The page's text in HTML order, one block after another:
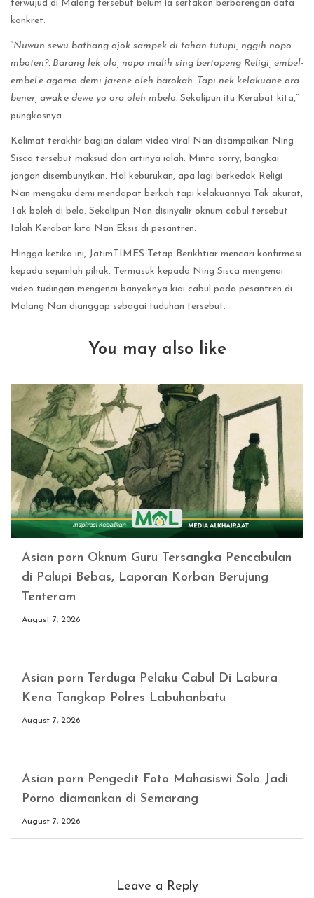
terwujud di Malang tersebut belum ia sertakan berbarengan data
konkret.
“Nuwun sewu bathang ojok sampek di tahan-tutupi, nggih nopo
mboten?. Barang lek olo, nopo malih sing bertopeng Religi, embel-
embel’e agomo demi jarene oleh barokah. Tapi nek kelakuane ora
bener, awak’e dewe yo ora oleh mbelo. Sekalipun itu Kerabat kita,”
pungkasnya.
Kalimat terakhir bagian dalam video viral Nan disampaikan Ning
Sisca tersebut maksud dan artinya ialah: Minta sorry, bangkai
jangan disembunyikan. Hal keburukan, apa lagi berkedok Religi
Nan mengaku demi mendapat berkah tapi kelakuannya Tak akurat,
Tak boleh di bela. Sekalipun Nan disinyalir oknum cabul tersebut
Ialah Kerabat kita Nan Eksis di pesantren.
Hingga ketika ini, JatimTIMES Tetap Berikhtiar mencari konfirmasi
kepada sejumlah pihak. Termasuk kepada Ning Sisca mengenai
video tudingan mengenai banyaknya kiai cabul pada pesantren di
Malang Nan dianggap sebagai tuduhan tersebut.
You may also like
Asian porn Oknum Guru Tersangka Pencabulan
di Palupi Bebas, Laporan Korban Berujung
Tenteram
August 7, 2026
Asian porn Terduga Pelaku Cabul Di Labura
Kena Tangkap Polres Labuhanbatu
August 7, 2026
Asian porn Pengedit Foto Mahasiswi Solo Jadi
Porno diamankan di Semarang
August 7, 2026
Leave a Reply